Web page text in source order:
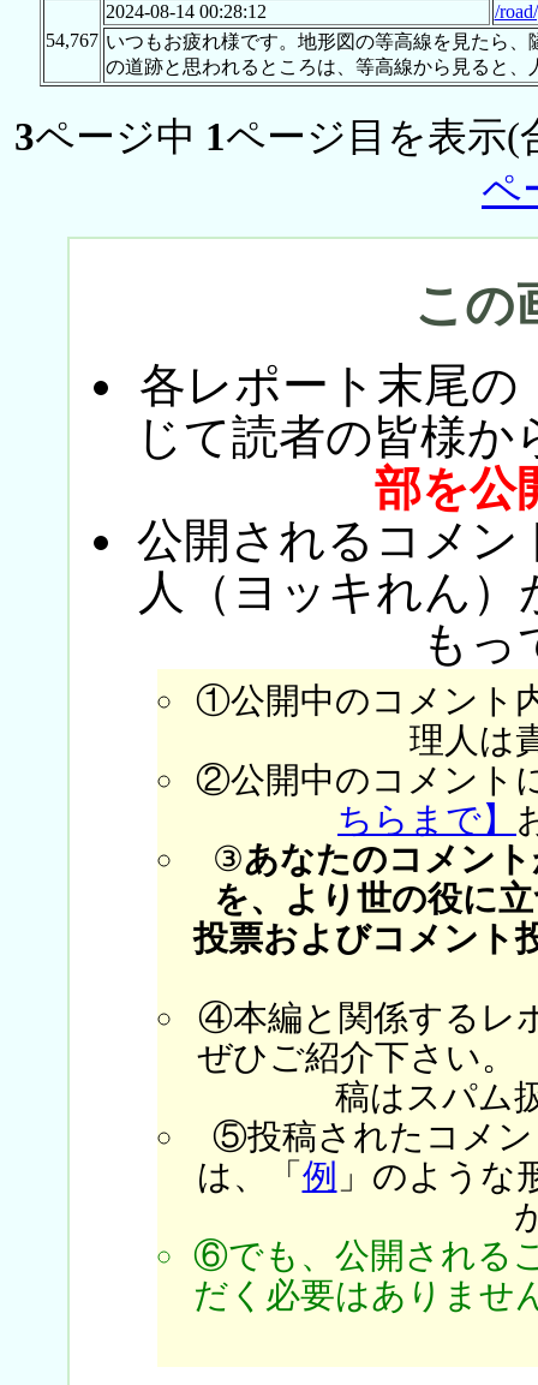
54,767
2024-08-14 00:28:12
/
いつもお疲れ様です。地形図の等高線を見たら
の道跡と思われるところは、等高線から見ると
3ページ中 1ページ目を表示(
ペ
この
各レポート末尾の
じて読者の皆様か
部を公
公開されるコメン
人（ヨッキれん
もっ
①公開中のコメント
理人は
②公開中のコメント
ちらまで】
③あなたのコメン
を、より世の役に
投票およびコメント
④本編と関係するレ
ぜひご紹介下さい。
稿はスパム
⑤投稿されたコメン
は、「 例 」のような
⑥でも、公開される
だく必要はありませ